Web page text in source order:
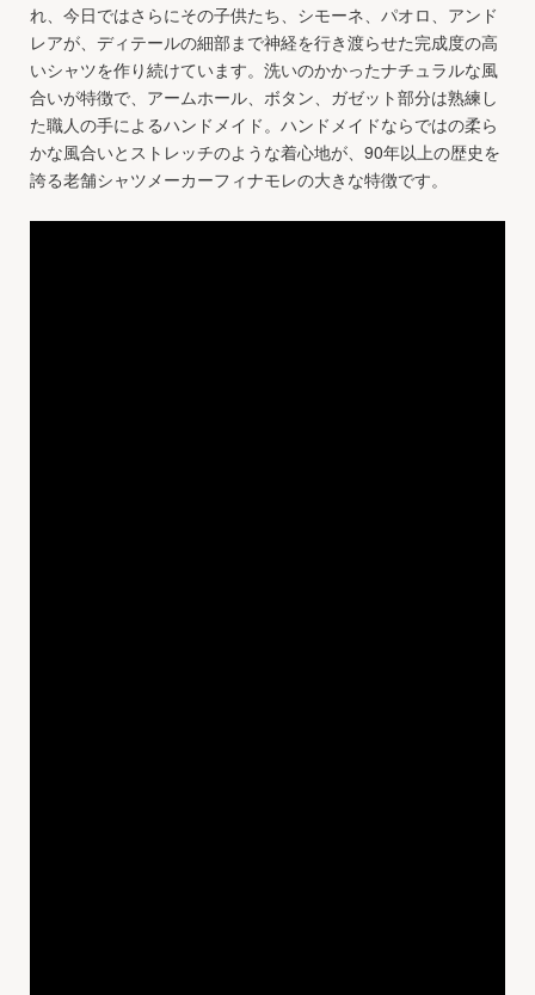
れ、今日ではさらにその子供たち、シモーネ、パオロ、アンド
レアが、ディテールの細部まで神経を行き渡らせた完成度の高
いシャツを作り続けています。洗いのかかったナチュラルな風
合いが特徴で、アームホール、ボタン、ガゼット部分は熟練し
た職人の手によるハンドメイド。ハンドメイドならではの柔ら
かな風合いとストレッチのような着心地が、90年以上の歴史を
誇る老舗シャツメーカーフィナモレの大きな特徴です。